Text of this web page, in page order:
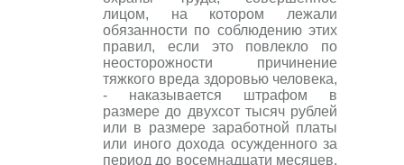
лицом, на котором лежали
обязанности по соблюдению этих
правил, если это повлекло по
неосторожности причинение
тяжкого вреда здоровью человека,
- наказывается штрафом в
размере до двухсот тысяч рублей
или в размере заработной платы
или иного дохода осужденного за
период до восемнадцати месяцев,